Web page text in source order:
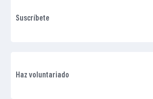
Suscríbete
Haz voluntariado